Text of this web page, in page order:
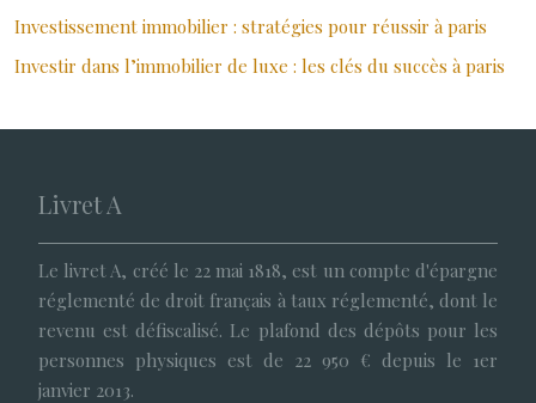
Investissement immobilier : stratégies pour réussir à paris
Investir dans l’immobilier de luxe : les clés du succès à paris
Livret A
Le livret A, créé le 22 mai 1818, est un compte d'épargne
réglementé de droit français à taux réglementé, dont le
revenu est défiscalisé. Le plafond des dépôts pour les
personnes physiques est de 22 950 € depuis le 1er
janvier 2013.